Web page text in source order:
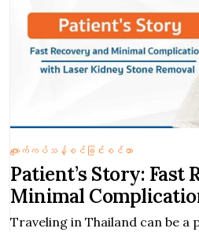
Patient’s Story: Fast
Minimal
Kidney Stone
Traveling in Thailand can be a
ကျောက်ကပ်သန့်စင်ခြင်းစင်တာ